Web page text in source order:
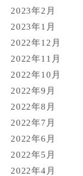
2023年2月
2023年1月
2022年12月
2022年11月
2022年10月
2022年9月
2022年8月
2022年7月
2022年6月
2022年5月
2022年4月